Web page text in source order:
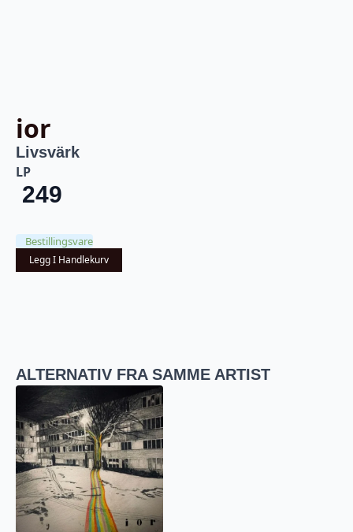
ior
Livsvärk
LP
249
Bestillingsvare
Legg I Handlekurv
ALTERNATIV FRA SAMME ARTIST